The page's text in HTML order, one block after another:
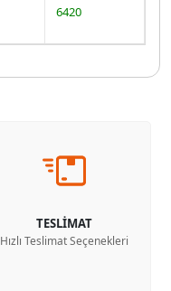
6420
TESLİMAT
Hızlı Teslimat Seçenekleri